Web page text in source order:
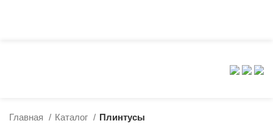
Главная Каталог Плинтусы